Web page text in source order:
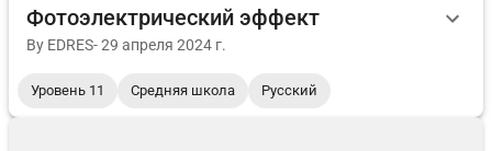
Фотоэлектрический эффект
By EDRES-29 апреля 2024 г.
Уровень 11 Средняя школа Русский